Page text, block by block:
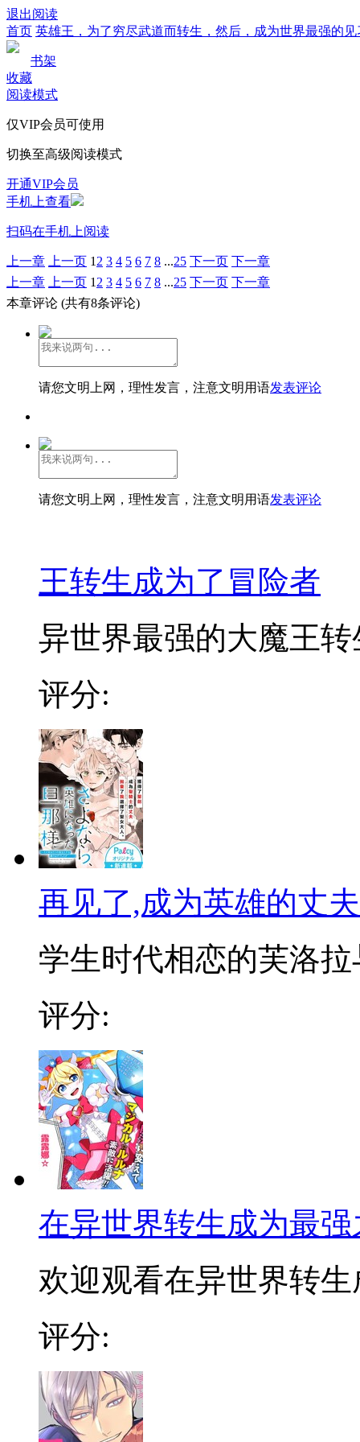
退出阅读
首页 英雄王，为了穷尽武道而转生，然后，成为世界最强的
书架
收藏
阅读模式
仅VIP会员可使用
切换至高级阅读模式
开通VIP会员
手机上查看
扫码在手机上阅读
上一章 上一页 1 2 3 4 5 6 7 8 ...25 下一页 下一章
上一章
上一页 1 2 3 4 5 6 7 8 ...25 下一页 下一章
本章评论 (共有8条评论)
请您文明上网，理性发言，注意文明用语发表评论
请您文明上网，理性发言，注意文明用语发表评论
王转生成为了冒险者
异世界最强的大魔王
评分:
再见了,成为英雄的丈夫
学生时代相恋的芙洛
评分:
在异世界转生成为最
欢迎观看在异世界转
评分: